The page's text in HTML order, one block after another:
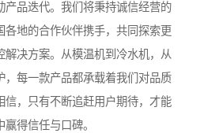
产品迭代。我们将秉持诚信经营的
各地的合作伙伴携手，共同探索更
解决方案。从模温机到冷水机，从
，每一款产品都承载着我们对品质
信，只有不断追赶用户期待，才能
得信任与口碑。